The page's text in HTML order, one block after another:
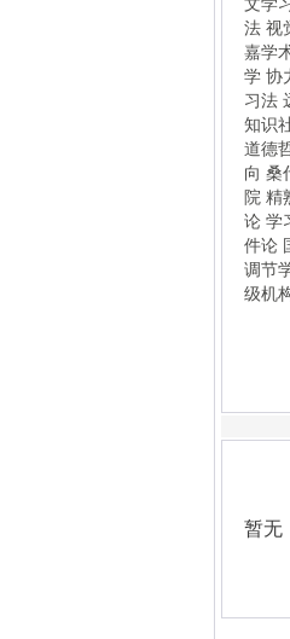
精熟学习
学习风格
国立暨
调节学习 自
级机构 意义
暂无，后